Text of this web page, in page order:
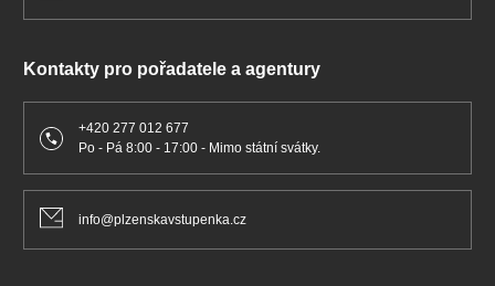
Kontakty pro pořadatele a agentury
+420 277 012 677
Po - Pá 8:00 - 17:00 - Mimo státní svátky.
info@plzenskavstupenka.cz